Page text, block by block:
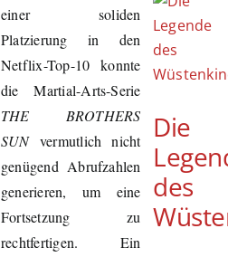
einer soliden
Platzierung in den
Netflix-Top-10 konnte
die Martial-Arts-Serie
THE BROTHERS
SUNvermutlich nicht
genügend Abrufzahlen
generieren, um eine
Fortsetzung zu
rechtfertigen. Ein
Die
des